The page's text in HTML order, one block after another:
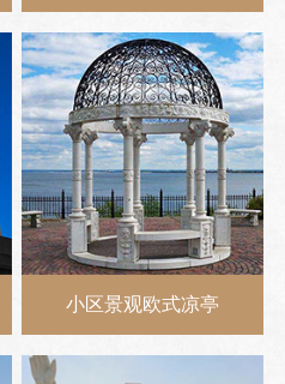
小区景观欧式凉亭